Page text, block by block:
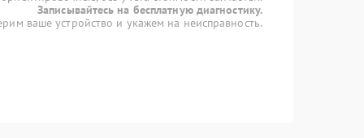
Записывайтесь на бесплатную диагностику.
ваше устройство и укажем на неисправность.